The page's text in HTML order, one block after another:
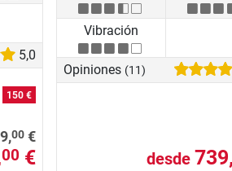
5,0
150 €
00 €
00 €
Vibración
Opiniones (11)
desde 739,